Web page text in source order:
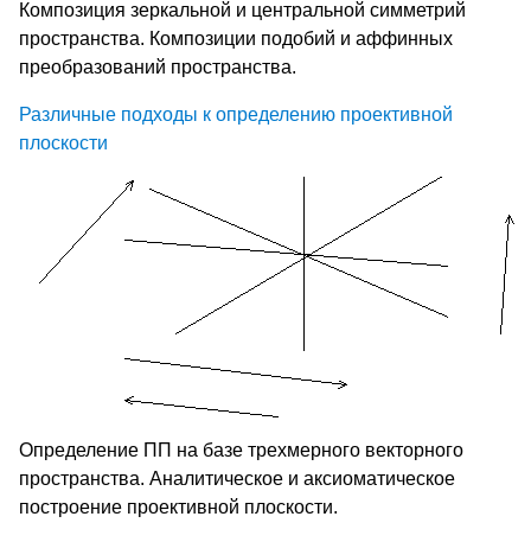
Композиция зеркальной и центральной симметрий
пространства. Композиции подобий и аффинных
преобразований пространства.
Различные подходы к определению проективной
плоскости
Определение ПП на базе трехмерного векторного
пространства. Аналитическое и аксиоматическое
построение проективной плоскости.